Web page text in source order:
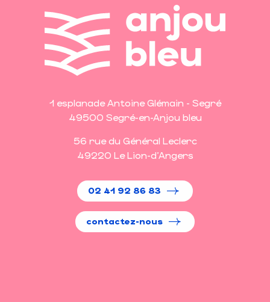
1 esplanade Antoine Glémain - Segré
49500 Segré-en-Anjou bleu
56 rue du Général Leclerc
49220 Le Lion-d'Angers
02 41 92 86 83
contactez-nous